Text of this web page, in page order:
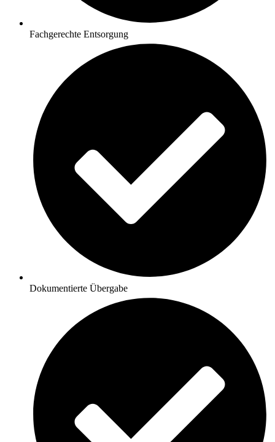
Fachgerechte Entsorgung
Dokumentierte Übergabe